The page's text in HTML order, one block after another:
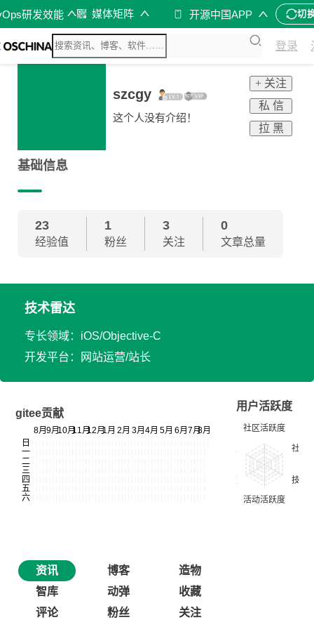
研发效能 媒体矩阵 开源中国APP 切
登录
szcgy
这个人没有介绍！
+ 关注
私 信
拉 黑
基础信息
23
经验值
1
粉丝
3
关注
0
文章总量
技术雷达
专长领域：iOS/Objective-C
开发平台：网站运营/站长
gitee贡献
用户活跃度
资讯 博客
造物
智库
动弹
收藏
评论
粉丝 关注